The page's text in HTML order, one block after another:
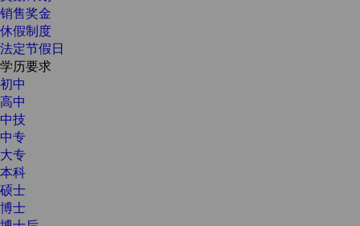
销售奖金
休假制度
法定节假日
学历要求
初中
高中
中技
中专
大专
本科
硕士
博士